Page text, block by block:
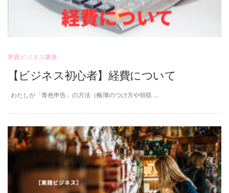
実践ビジネス講座
【ビジネス初心者】経費について
わたしが「青色申告」の方法（帳簿のつけ方や領収 …